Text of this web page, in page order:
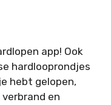
app! Ook
hardlooprondjes
hebt gelopen,
en